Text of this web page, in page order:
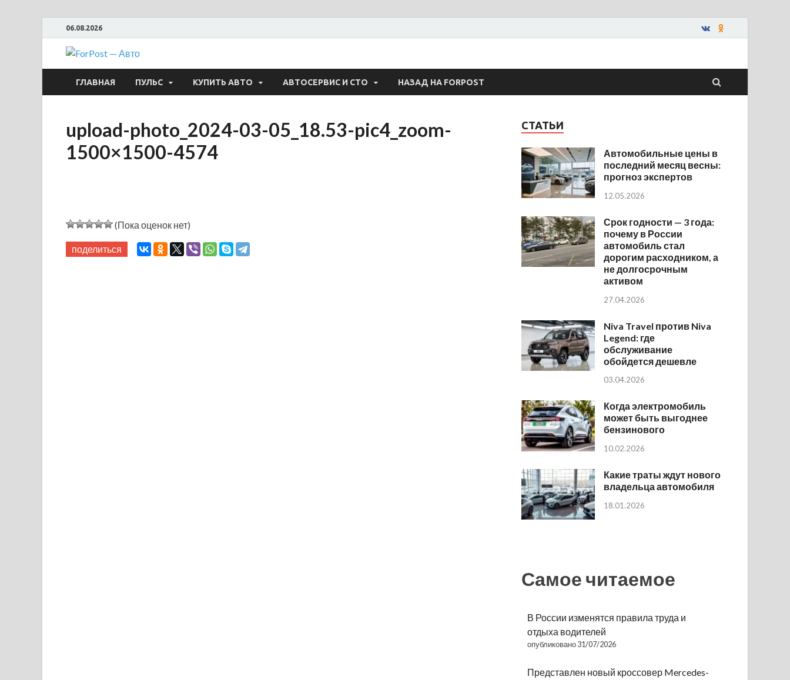
06.08.2026
ForPost — Авто
ГЛАВНАЯ ПУЛЬС КУПИТЬ АВТО АВТОСЕРВИС И СТО НАЗАД НА FORPOST
upload-photo_2024-03-05_18.53-pic4_zoom-
1500×1500-4574
(Пока оценок нет)
поделиться
СТАТЬИ
Автомобильные цены в
последний месяц весны:
прогноз экспертов
12.05.2026
Срок годности — 3 года:
почему в России
автомобиль стал
дорогим расходником, а
не долгосрочным
активом
27.04.2026
Niva Travel против Niva
Legend: где
обслуживание
обойдется дешевле
03.04.2026
Когда электромобиль
может быть выгоднее
бензинового
10.02.2026
Какие траты ждут нового
владельца автомобиля
18.01.2026
Самое читаемое
В России изменятся правила труда и
отдыха водителей
опубликовано 31/07/2026
Представлен новый кроссовер Mercedes-